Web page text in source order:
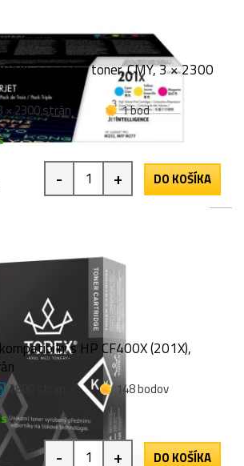
originálny toner, CMY, 3 × 2300
× 2300 strán
1 bod
- + DO KOŠÍKA
s HP CF400X (201X),
2800 strán
148 bodov
- + DO KOŠÍKA